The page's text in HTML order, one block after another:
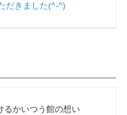
だきました(^-^)
るかいつう館の想い